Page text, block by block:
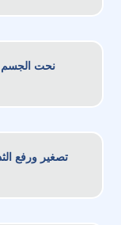
نحت الجسم
تصغير ورفع